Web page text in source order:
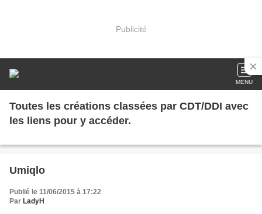
Publicité
MENU
Toutes les créations classées par CDT/DDI avec
les liens pour y accéder.
Umiqlo
Publié le 11/06/2015 à 17:22
Par LadyH